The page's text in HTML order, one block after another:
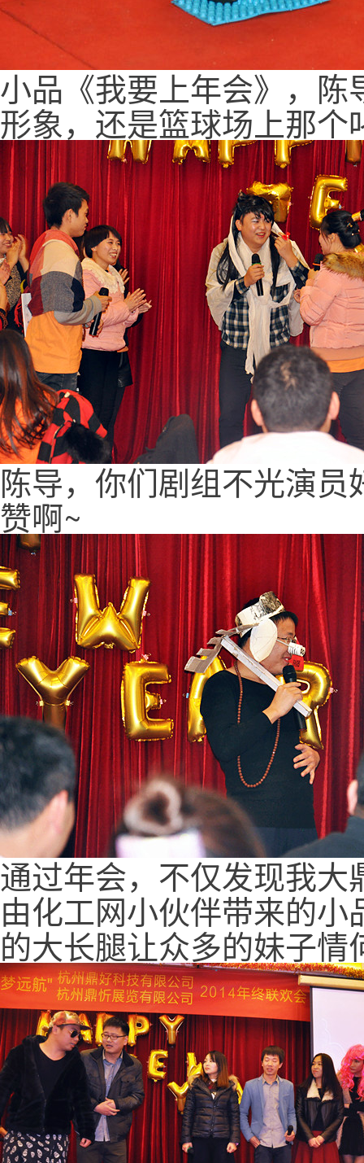
小品《我要上年会》，
形象，还是篮球场上那
陈导，你们剧组不光演
赞啊~
通过年会，不仅发现我
由化工网小伙伴带来的
的大长腿让众多的妹子情